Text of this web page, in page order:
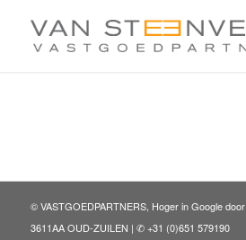
© VASTGOEDPARTNERS, Hoger in Google door
3611AA OUD-ZUILEN | ✆ +31 (0)651 579190